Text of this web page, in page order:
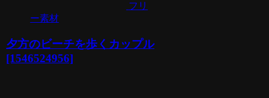
フリ
ー素材
夕方のビーチを歩くカップル
[1546524956]